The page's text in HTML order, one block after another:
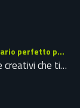
9 Idee originali per creare il calendario perfetto per la tua azienda: ispirazioni creative per il 2025
Una selezione di calendari unici e creativi che ti offriranno spunti preziosi per realizzare il calendario aziendale ideale. Che tu…